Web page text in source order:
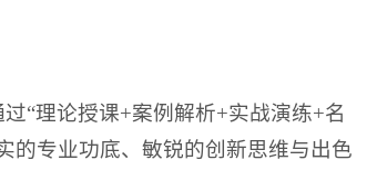
“理论授课+案例解析+实战演练+名
的专业功底、敏锐的创新思维与出色